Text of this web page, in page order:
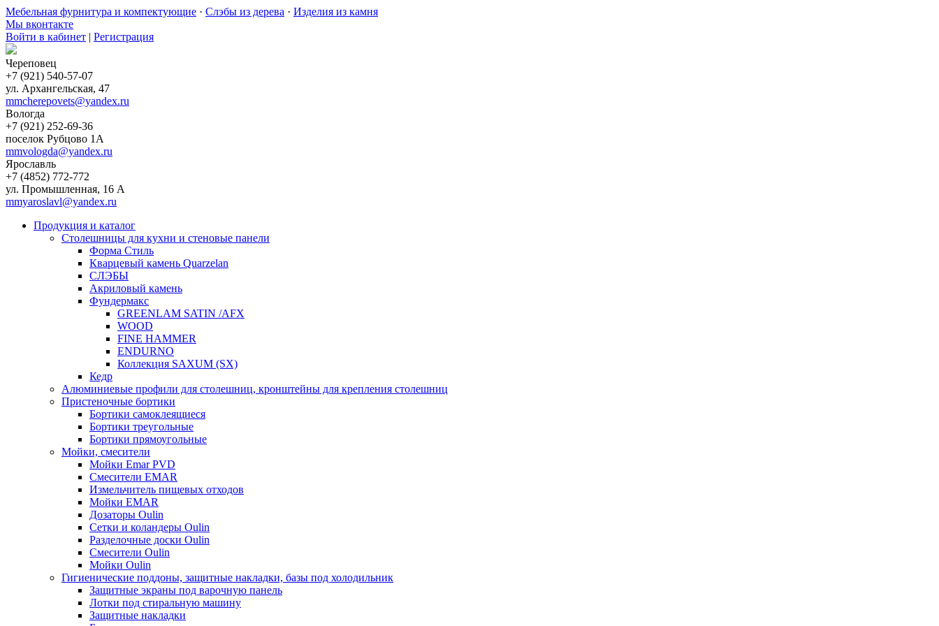
Мебельная фурнитура и компектующие · Слэбы из дерева · Изделия из камня
Мы вконтакте
Войти в кабинет | Регистрация
Череповец
+7 (921) 540-57-07
ул. Архангельская, 47
mmcherepovets@yandex.ru
Вологда
+7 (921) 252-69-36
поселок Рубцово 1А
mmvologda@yandex.ru
Ярославль
+7 (4852) 772-772
ул. Промышленная, 16 А
mmyaroslavl@yandex.ru
Продукция и каталог
Столешницы для кухни и стеновые панели
Форма Стиль
Кварцевый камень Quarzelan
СЛЭБЫ
Акриловый камень
Фундермакс
GREENLAM SATIN /AFX
WOOD
FINE HAMMER
ENDURNO
Коллекция SAXUM (SX)
Кедр
Алюминиевые профили для столешниц, кронштейны для крепления столешниц
Пристеночные бортики
Бортики самоклеящиеся
Бортики треугольные
Бортики прямоугольные
Мойки, смесители
Мойки Emar PVD
Смесители EMAR
Измельчитель пищевых отходов
Мойки EMAR
Дозаторы Oulin
Сетки и коландеры Oulin
Разделочные доски Oulin
Смесители Oulin
Мойки Oulin
Гигиенические поддоны, защитные накладки, базы под холодильник
Защитные экраны под варочную панель
Лотки под стиральную машину
Защитные накладки